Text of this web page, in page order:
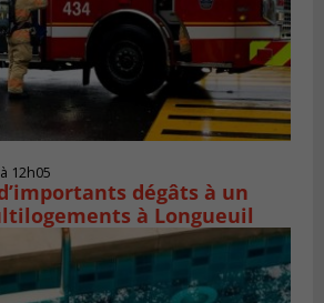
12h05
dégâts à un
à Longueuil